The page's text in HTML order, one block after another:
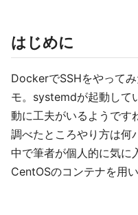
はじめに
DockerでSSHをやって
モ。systemdが起動して
動に工夫がいるようです
調べたところやり方は何
中で筆者が個人的に気に
CentOSのコンテナを用